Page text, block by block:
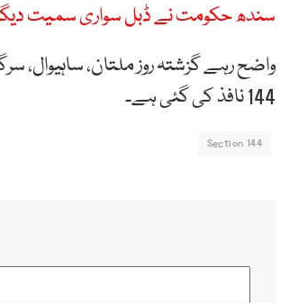
سندھ حکومت نے ڈبل سواری سمیت دیگر
واضح رہے گزشتہ روز ملتان، ساہیوال،
144 نافذ کی گئی ہے۔
Section 144